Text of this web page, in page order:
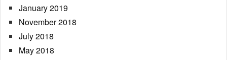
January 2019
November 2018
July 2018
May 2018